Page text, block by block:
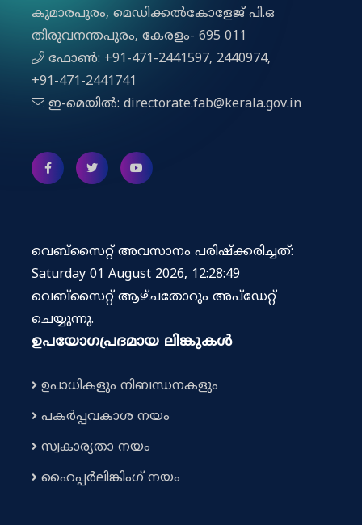
കുമാരപുരം, മെഡിക്കല്‍കോളേജ് പി.ഒ
തിരുവനന്തപുരം, കേരളം- 695 011
ഫോൺ: +91-471-2441597, 2440974,
+91-471-2441741
ഇ-മെയിൽ: directorate.fab@kerala.gov.in
വെബ്സൈറ്റ് അവസാനം പരിഷ്ക്കരിച്ചത്:
Saturday 01 August 2026, 12:28:49
വെബ്‌സൈറ്റ് ആഴ്ചതോറും അപ്‌ഡേറ്റ്
ചെയ്യുന്നു.
ഉപയോഗപ്രദമായ ലിങ്കുകൾ
ഉപാധികളും നിബന്ധനകളും
പകർപ്പവകാശ നയം
സ്വകാര്യതാ നയം
ഹൈപ്പർലിങ്കിംഗ് നയം